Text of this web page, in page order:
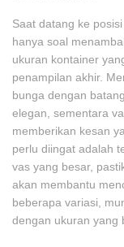
Saat datang ke
hanya soal
ukuran kontainer
penampilan akhir.
bunga dengan
elegan, sementara
memberikan kesan
perlu diingat adalah
vas yang besar,
akan membantu
beberapa variasi,
dengan ukuran yang